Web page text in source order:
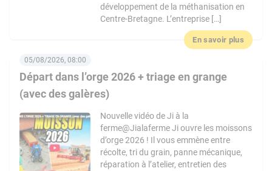
développement de la méthanisation en
Centre-Bretagne. L’entreprise […]
En savoir plus
Départ dans l’orge 2026 + triage en grange
(avec des galères)
05/08/2026, 08:00
Nouvelle vidéo de Ji à la
ferme@Jialaferme Ji ouvre les moissons
d’orge 2026 ! Il vous emmène entre
récolte, tri du grain, panne mécanique,
réparation à l’atelier, entretien des